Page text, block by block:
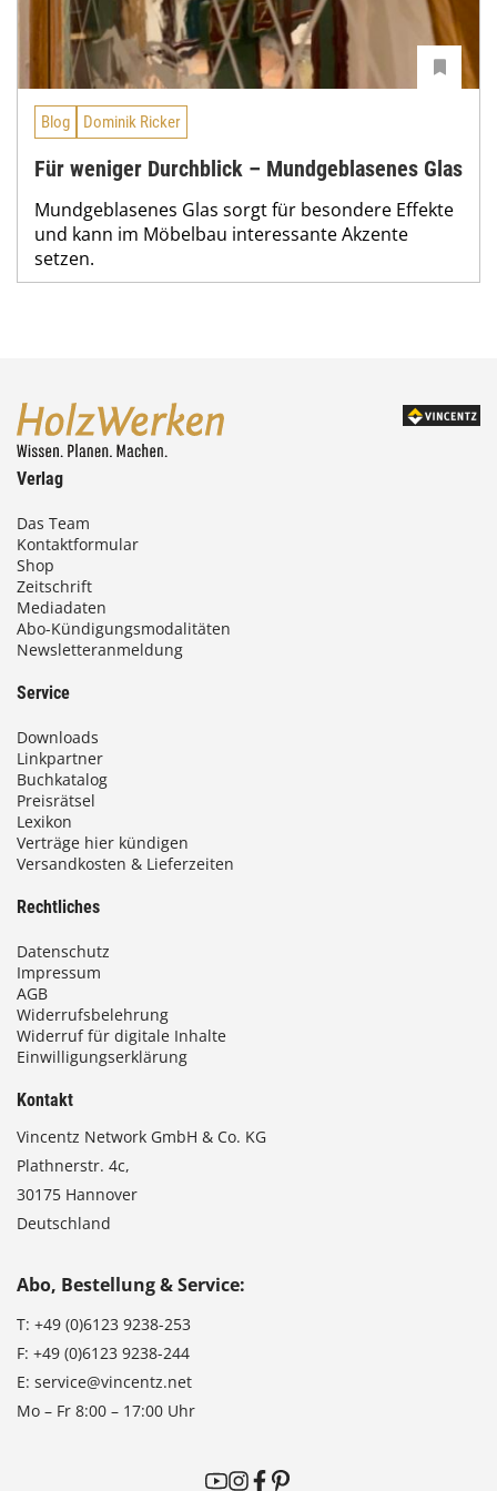
Blog Dominik Ricker
Für weniger Durchblick – Mundgeblasenes Glas
Mundgeblasenes Glas sorgt für besondere Effekte
und kann im Möbelbau interessante Akzente
setzen.
Verlag
Das Team
Kontaktformular
Shop
Zeitschrift
Mediadaten
Abo-Kündigungsmodalitäten
Newsletteranmeldung
Service
Downloads
Linkpartner
Buchkatalog
Preisrätsel
Lexikon
Verträge hier kündigen
Versandkosten & Lieferzeiten
Rechtliches
Datenschutz
Impressum
AGB
Widerrufsbelehrung
Widerruf für digitale Inhalte
Einwilligungserklärung
Kontakt
Vincentz Network GmbH & Co. KG
Plathnerstr. 4c,
30175 Hannover
Deutschland
Abo, Bestellung & Service:
T: +49 (0)6123 9238-253
F: +49 (0)6123 9238-244
E: service@vincentz.net
Mo – Fr 8:00 – 17:00 Uhr